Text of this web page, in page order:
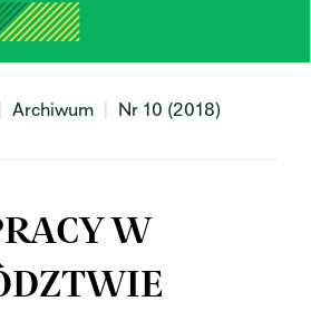
Archiwum
Nr 10 (2018)
W